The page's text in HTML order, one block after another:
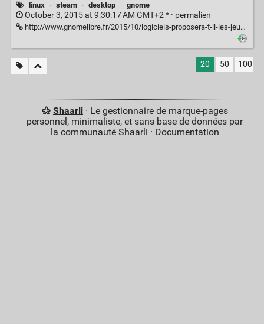
linux · steam · desktop · gnome
October 3, 2015 at 9:30:17 AM GMT+2 * · permalien
http://www.gnomelibre.fr/2015/10/logiciels-proposera-t-il-les-jeux-steam/
20 50 100
Shaarli· Le gestionnaire de marque-pages
personnel, minimaliste, et sans base de données par
la communauté Shaarli · Documentation